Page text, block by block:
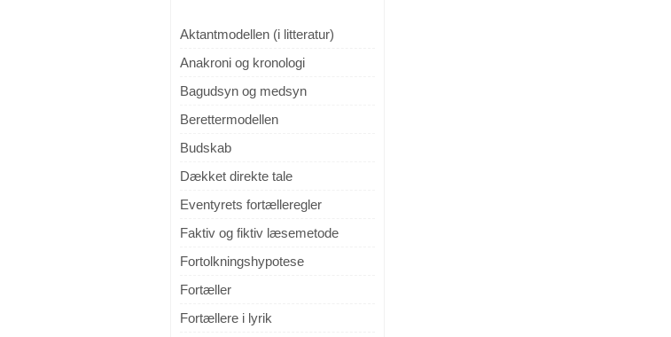
Aktantmodellen (i litteratur)
Anakroni og kronologi
Bagudsyn og medsyn
Berettermodellen
Budskab
Dækket direkte tale
Eventyrets fortælleregler
Faktiv og fiktiv læsemetode
Fortolkningshypotese
Fortæller
Fortællere i lyrik